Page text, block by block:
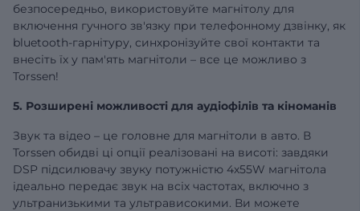
безпосередньо, використовуйте магнітолу для
включення гучного зв'язку при телефонному дзвінку, як
bluetooth-гарнітуру, синхронізуйте свої контакти та
внесіть їх у пам'ять магнітоли – все це можливо з
Torssen!
5. Розширені можливості для аудіофілів та кіноманів
Звук та відео – це головне для магнітоли в авто. В
Torssen обидві ці опції реалізовані на висоті: завдяки
DSP підсилювачу звуку потужністю 4х55W магнітола
ідеально передає звук на всіх частотах, включно з
ультранизькими та ультрависокими. Ви можете